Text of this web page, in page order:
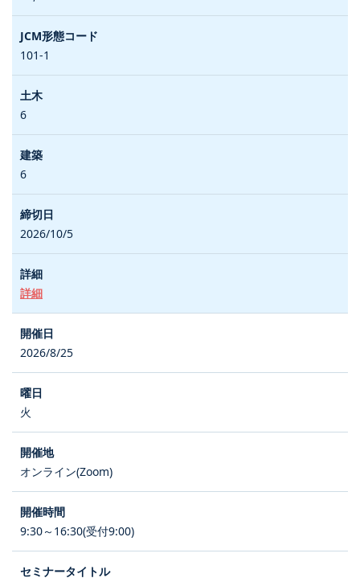
101-1
6
6
2026/10/5
詳細
2026/8/25
火
オンライン(Zoom)
9:30～16:30(受付9:00)